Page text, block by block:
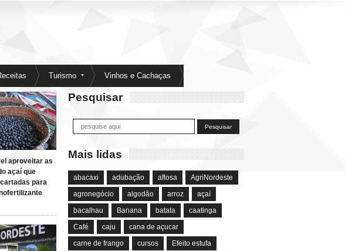
Turismo Vinhos e Cachaças
aproveitar as
açaí que
para
Pesquisar
Mais lidas
abacaxi adubação aftosa
AgriNordeste
agronegócio
algodão arroz
açaí
bacalhau
Banana batata
caatinga
Café
caju
cana de açucar
carne de frango
cursos
Efeito estufa